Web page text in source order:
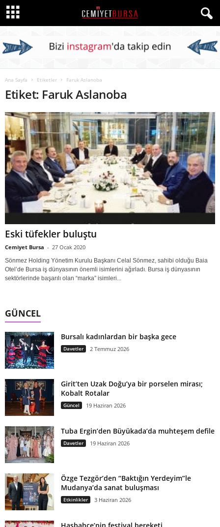
Ana Sayfa Etiketler Faruk Aslanoba
Etiket: Faruk Aslanoba
Eski tüfekler buluştu
Cemiyet Bursa - 27 Ocak 2020
Sönmez Holding Yönetim Kurulu Başkanı Celal Sönmez, sahibi olduğu Baia
Otel’de Bursa iş dünyasının önemli isimlerini ağırladı. Bursa iş dünyasının
sektörlerinde başarılı olan “marka” isimleri...
GÜNCEL
Bursalı kadınlardan bir başka gece
Davetler 2 Temmuz 2026
Girit’ten Uzak Doğu’ya bir porselen mirası;
Kobalt Rotalar
Güncel 19 Haziran 2026
Tuba Ergin’den Büyükada’da muhteşem defile
Davetler 19 Haziran 2026
Özge Tezgör’den “Baktığın Yerdeyim”le
Mudanya’da sanat buluşması
Etkinlikler 3 Haziran 2026